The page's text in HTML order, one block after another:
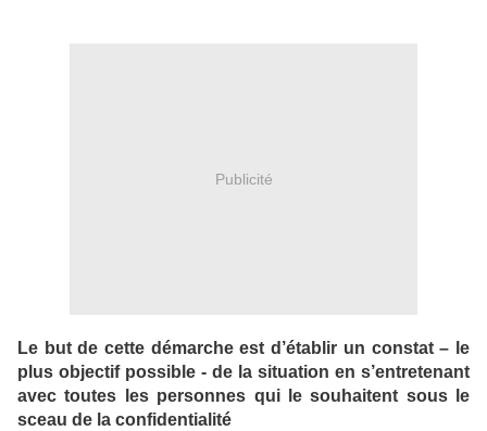
Publicité
Le but de cette démarche est d’établir un constat – le
plus objectif possible - de la situation en s’entretenant
avec toutes les personnes qui le souhaitent sous le
sceau de la confidentialité